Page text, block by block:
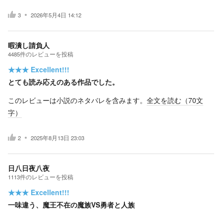
3 2026年5月4日 14:12
暇潰し請負人
4485件のレビューを投稿
★★★ Excellent!!!
とても読み応えのある作品でした。
このレビューは小説のネタバレを含みます。 全文を読む（70文
字）
2 2025年8月13日 23:03
日八日夜八夜
1113件のレビューを投稿
★★★ Excellent!!!
一味違う、魔王不在の魔族VS勇者と人族